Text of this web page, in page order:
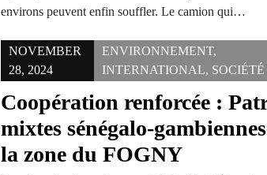
environs peuvent enfin souffler. Le camion qui…
NOVEMBER
28, 2024
ENVIRONNEMENT,
INTERNATIONAL, SOCIÉTÉ
Coopération renforcée :
mixtes sénégalo-
la zone du FOGNY